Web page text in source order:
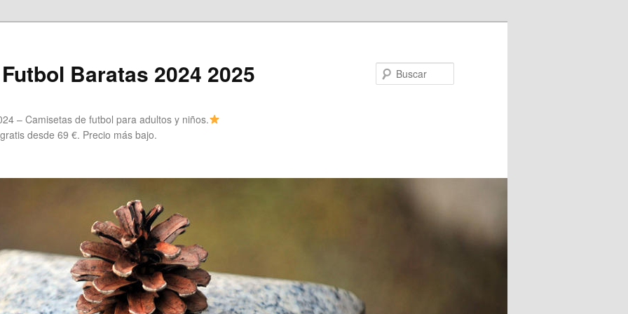
Baratas 2024 2025
– Camisetas de futbol para adultos y niños.
desde 69 €. Precio más bajo.